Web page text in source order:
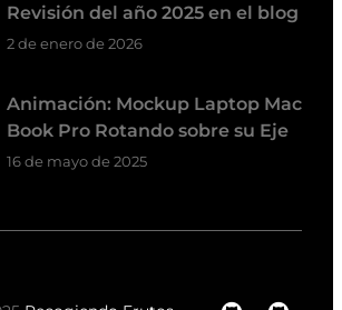
Revisión del año 2025 en el blog
2 de enero de 2026
Animación: Mockup Laptop Mac
Book Pro Rotando sobre su Eje
16 de mayo de 2025